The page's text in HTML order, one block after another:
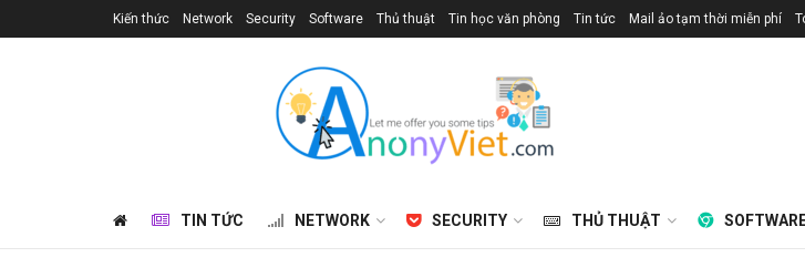
Kiến thức Network Security Software Thủ thuật Tin học văn phòng Tin tức Mail ảo tạm thời miễn phí
TIN TỨC NETWORK SECURITY THỦ THUẬT